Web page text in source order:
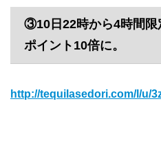
③10日22時から4時間限
ポイント10倍に。
http://tequilasedori.com/l/u/